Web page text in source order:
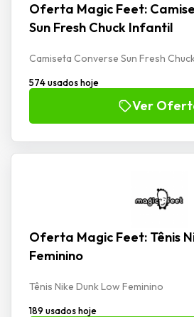
Oferta Magic Feet:
Sun Fresh Chuck Infantil
Camiseta Converse Sun Fresh
574 usados hoje
Ver
Oferta Magic Feet: Tênis
Feminino
Tênis Nike Dunk Low Feminino
189 usados hoje